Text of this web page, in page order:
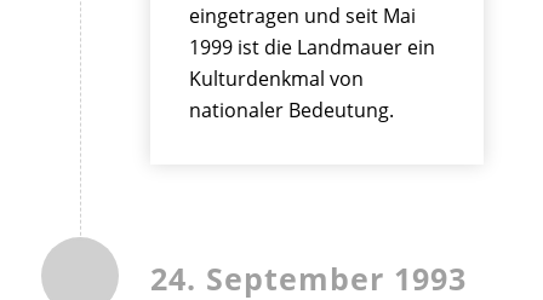
eingetragen und seit Mai
1999 ist die Landmauer ein
Kulturdenkmal von
nationaler Bedeutung.
24. September 1993